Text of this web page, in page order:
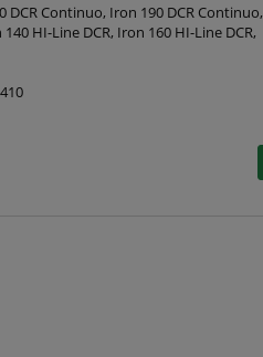
Continuo, Iron 190 DCR Continuo,
HI-Line DCR, Iron 160 HI-Line DCR,